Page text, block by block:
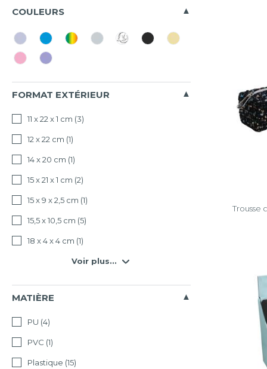
COULEURS
FORMAT EXTÉRIEUR
11 x 22 x 1 cm (3)
12 x 22 cm (1)
14 x 20 cm (1)
15 x 21 x 1 cm (2)
15 x 9 x 2,5 cm (1)
15,5 x 10,5 cm (5)
18 x 4 x 4 cm (1)
Voir plus...
MATIÈRE
PU (4)
PVC (1)
Plastique (15)
Trousse